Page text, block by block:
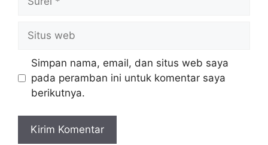
web
Simpan nama, email, dan situs web saya
pada peramban ini untuk komentar saya
berikutnya.